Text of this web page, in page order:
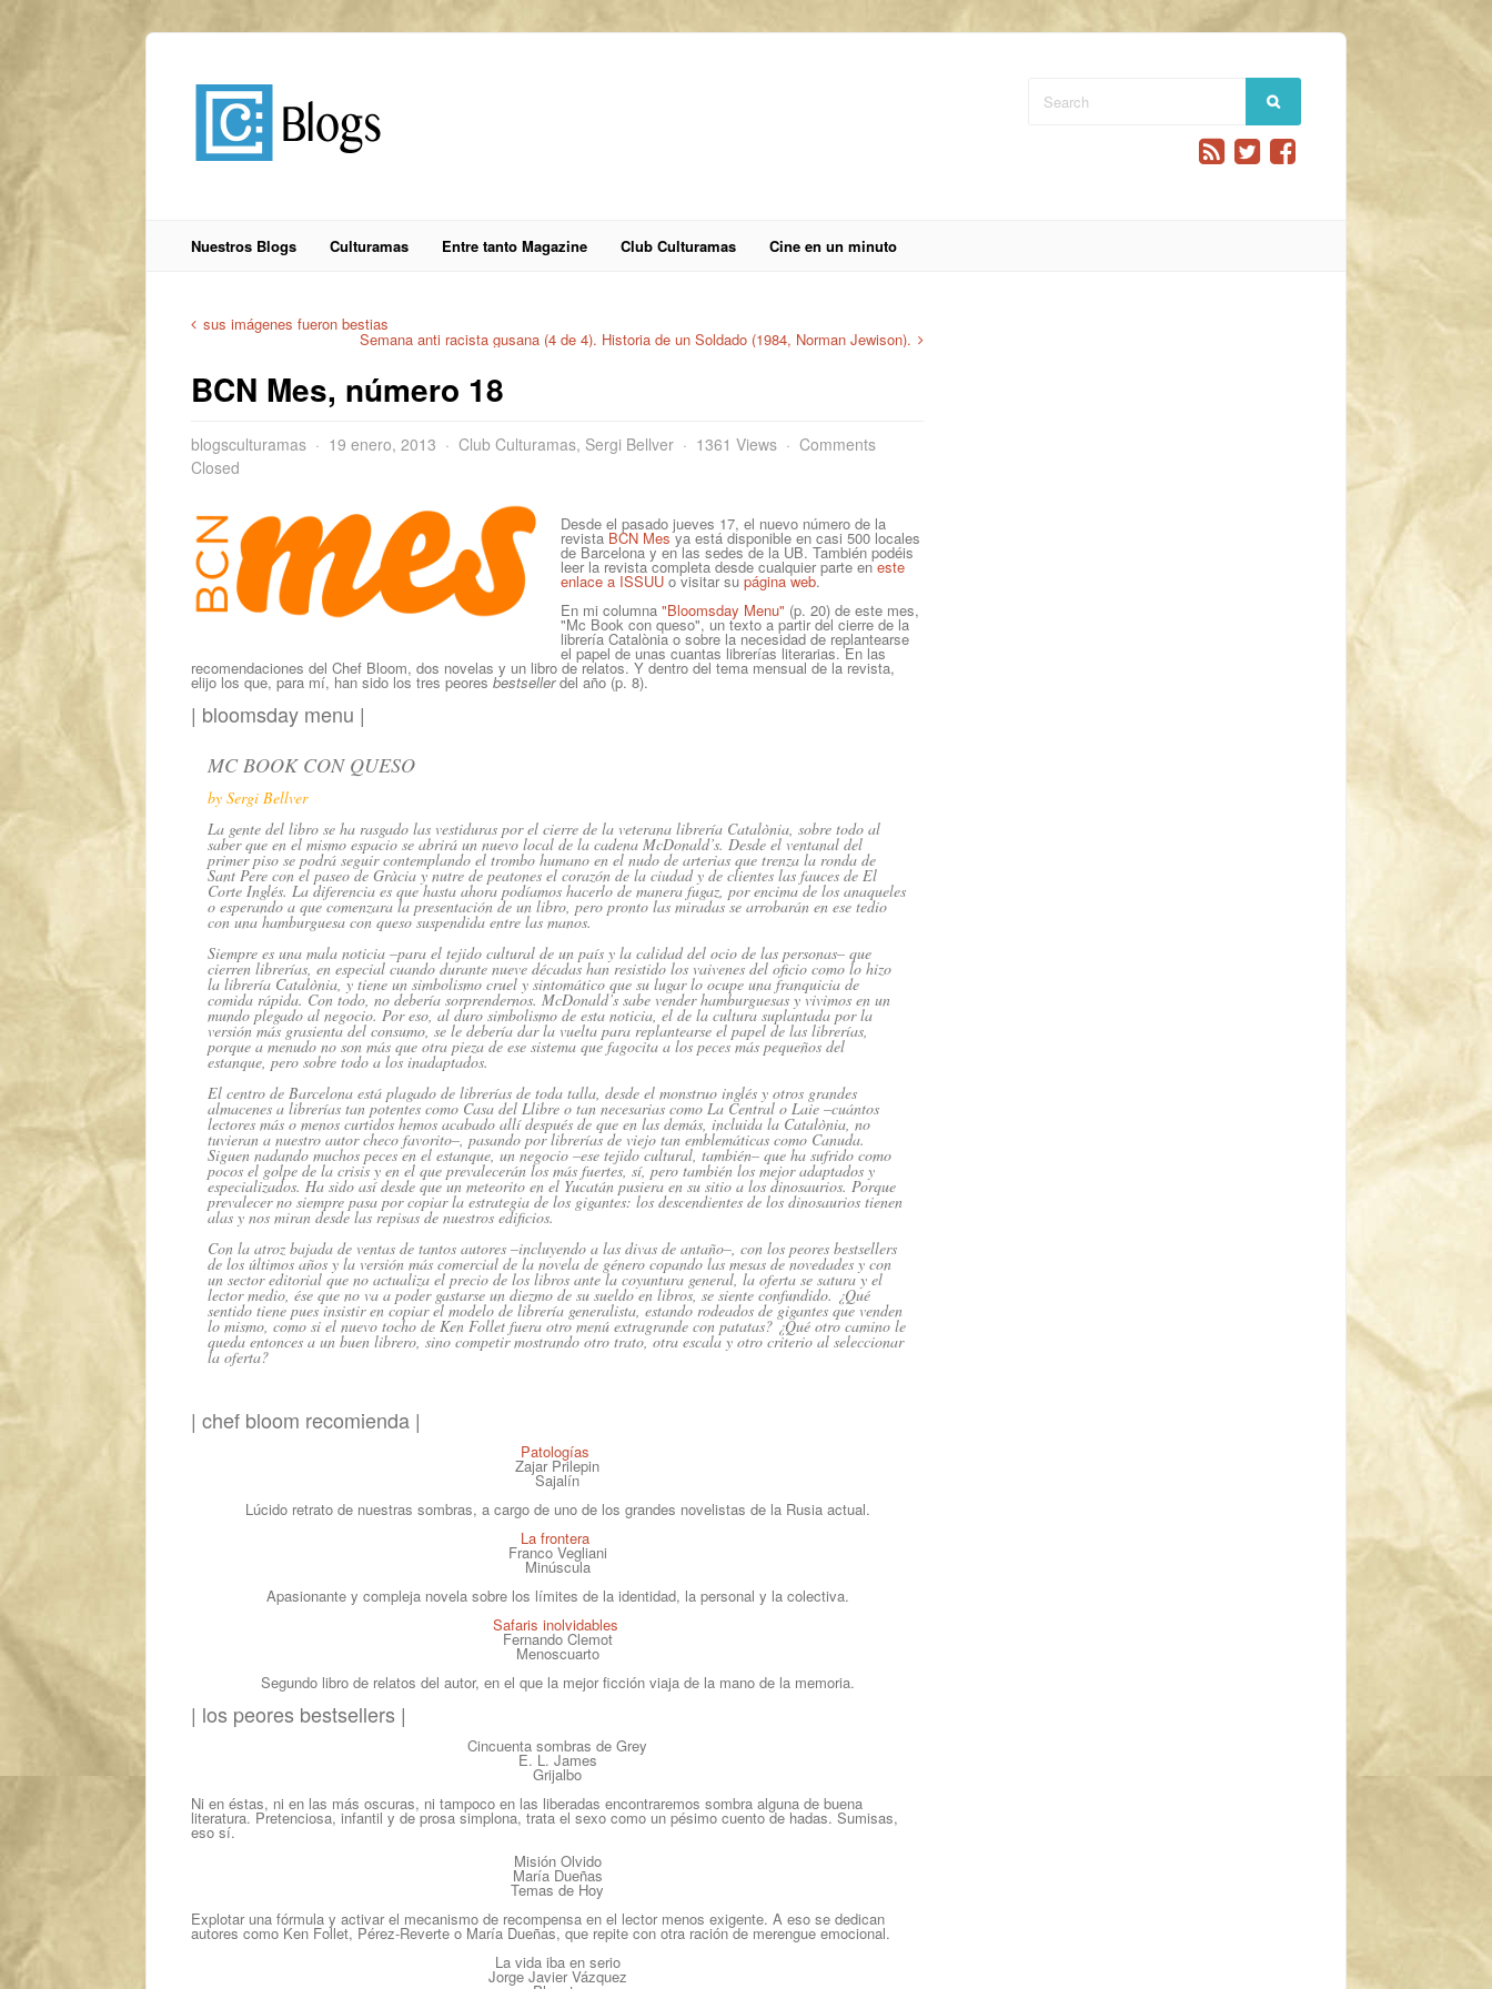
Nuestros Blogs Culturamas Entre tanto Magazine Club Culturamas Cine en un minuto
sus imágenes fueron bestias
Semana anti racista gusana (4 de 4). Historia de un Soldado (1984, Norman Jewison).
BCN Mes, número 18
blogsculturamas 19 enero, 2013 Club Culturamas, Sergi Bellver 1361 Views
Comments
Closed
Desde el pasado jueves 17, el nuevo número de la
revista BCN Mesya está disponible en casi 500 locales
de Barcelona y en las sedes de la UB. También podéis
leer la revista completa desde cualquier parte eneste
enlace a ISSUU o visitar su página web.
En mi columna "Bloomsday Menu" (p. 20) de este mes,
"Mc Book con queso", un texto a partir del cierre de la
librería Catalònia o sobre la necesidad de replantearse
el papel de unas cuantas librerías literarias. En las
recomendaciones del Chef Bloom, dos novelas y un libro de relatos. Y dentro del tema mensual de la revista,
elijo los que, para mí, han sido los tres peores bestsellerdel año (p. 8).
| bloomsday menu |
MC BOOK CON QUESO
by Sergi Bellver
La gente del libro se ha rasgado las vestiduras por el cierre de la veterana librería Catalònia, sobre todo al
saber que en el mismo espacio se abrirá un nuevo local de la cadena McDonald’s. Desde el ventanal del
primer piso se podrá seguir contemplando el trombo humano en el nudo de arterias que trenza la ronda de
Sant Pere con el paseo de Gràcia y nutre de peatones el corazón de la ciudad y de clientes las fauces de El
Corte Inglés. La diferencia es que hasta ahora podíamos hacerlo de manera fugaz, por encima de los anaqueles
o esperando a que comenzara la presentación de un libro, pero pronto las miradas se arrobarán en ese tedio
con una hamburguesa con queso suspendida entre las manos.
Siempre es una mala noticia –para el tejido cultural de un país y la calidad del ocio de las personas– que
cierren librerías, en especial cuando durante nueve décadas han resistido los vaivenes del oficio como lo hizo
la librería Catalònia, y tiene un simbolismo cruel y sintomático que su lugar lo ocupe una franquicia de
comida rápida. Con todo, no debería sorprendernos. McDonald’s sabe vender hamburguesas y vivimos en un
mundo plegado al negocio. Por eso, al duro simbolismo de esta noticia, el de la cultura suplantada por la
versión más grasienta del consumo, se le debería dar la vuelta para replantearse el papel de las librerías,
porque a menudo no son más que otra pieza de ese sistema que fagocita a los peces más pequeños del
estanque, pero sobre todo a los inadaptados.
El centro de Barcelona está plagado de librerías de toda talla, desde el monstruo inglés y otros grandes
almacenes a librerías tan potentes como Casa del Llibre o tan necesarias como La Central o Laie –cuántos
lectores más o menos curtidos hemos acabado allí después de que en las demás, incluida la Catalònia, no
tuvieran a nuestro autor checo favorito–, pasando por librerías de viejo tan emblemáticas como Canuda.
Siguen nadando muchos peces en el estanque, un negocio –ese tejido cultural, también– que ha sufrido como
pocos el golpe de la crisis y en el que prevalecerán los más fuertes, sí, pero también los mejor adaptados y
especializados. Ha sido así desde que un meteorito en el Yucatán pusiera en su sitio a los dinosaurios. Porque
prevalecer no siempre pasa por copiar la estrategia de los gigantes: los descendientes de los dinosaurios tienen
alas y nos miran desde las repisas de nuestros edificios.
Con la atroz bajada de ventas de tantos autores –incluyendo a las divas de antaño–, con los peores bestsellers
de los últimos años y la versión más comercial de la novela de género copando las mesas de novedades y con
un sector editorial que no actualiza el precio de los libros ante la coyuntura general, la oferta se satura y el
lector medio, ése que no va a poder gastarse un diezmo de su sueldo en libros, se siente confundido. ¿Qué
sentido tiene pues insistir en copiar el modelo de librería generalista, estando rodeados de gigantes que venden
lo mismo, como si el nuevo tocho de Ken Follet fuera otro menú extragrande con patatas? ¿Qué otro camino le
queda entonces a un buen librero, sino competir mostrando otro trato, otra escala y otro criterio al seleccionar
la oferta?
| chef bloom recomienda |
Patologías
Zajar Prilepin
Sajalín
Lúcido retrato de nuestras sombras, a cargo de uno de los grandes novelistas de la Rusia actual.
La frontera
Franco Vegliani
Minúscula
Apasionante y compleja novela sobre los límites de la identidad, la personal y la colectiva.
Safaris inolvidables
Fernando Clemot
Menoscuarto
Segundo libro de relatos del autor, en el que la mejor ficción viaja de la mano de la memoria.
| los peores bestsellers |
Cincuenta sombras de Grey
E. L. James
Grijalbo
Ni en éstas, ni en las más oscuras, ni tampoco en las liberadas encontraremos sombra alguna de buena
literatura. Pretenciosa, infantil y de prosa simplona, trata el sexo como un pésimo cuento de hadas. Sumisas,
eso sí.
Misión Olvido
María Dueñas
Temas de Hoy
Explotar una fórmula y activar el mecanismo de recompensa en el lector menos exigente. A eso se dedican
autores como Ken Follet, Pérez-Reverte o María Dueñas, que repite con otra ración de merengue emocional.
La vida iba en serio
Jorge Javier Vázquez